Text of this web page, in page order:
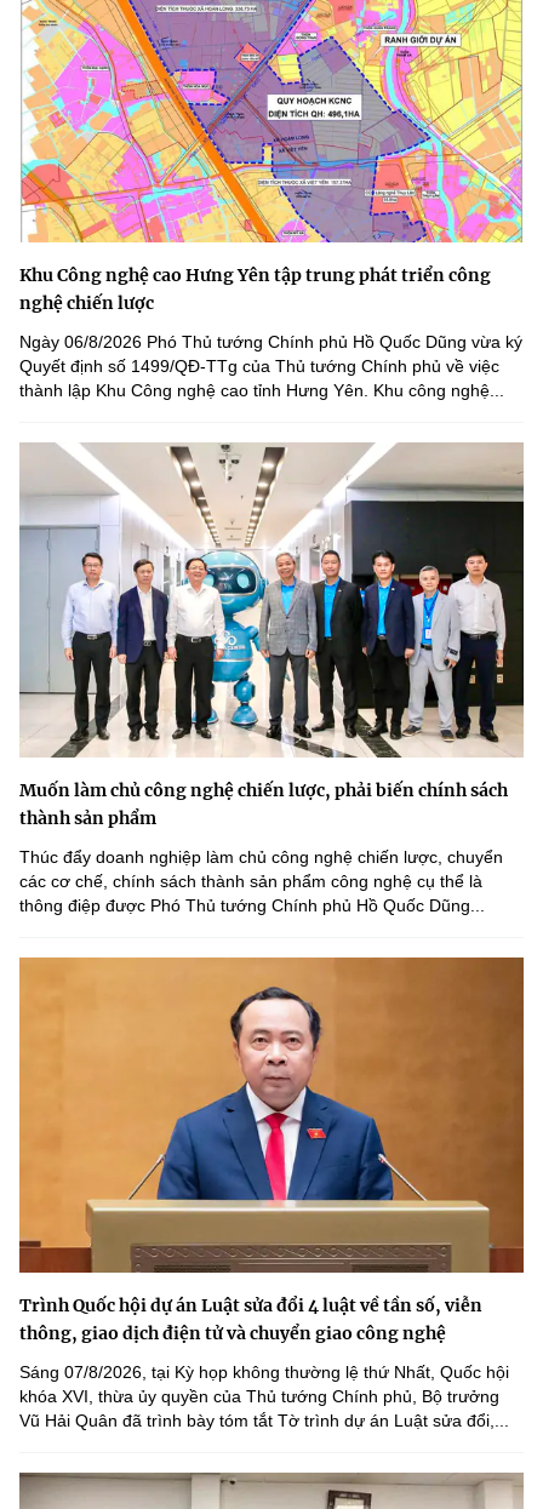
Khu Công nghệ cao Hưng Yên tập trung phát triển công
nghệ chiến lược
Ngày 06/8/2026 Phó Thủ tướng Chính phủ Hồ Quốc Dũng vừa ký
Quyết định số 1499/QĐ-TTg của Thủ tướng Chính phủ về việc
thành lập Khu Công nghệ cao tỉnh Hưng Yên. Khu công nghệ...
Muốn làm chủ công nghệ chiến lược, phải biến chính sách
thành sản phẩm
Thúc đẩy doanh nghiệp làm chủ công nghệ chiến lược, chuyển
các cơ chế, chính sách thành sản phẩm công nghệ cụ thể là
thông điệp được Phó Thủ tướng Chính phủ Hồ Quốc Dũng...
Trình Quốc hội dự án Luật sửa đổi 4 luật về tần số, viễn
thông, giao dịch điện tử và chuyển giao công nghệ
Sáng 07/8/2026, tại Kỳ họp không thường lệ thứ Nhất, Quốc hội
khóa XVI, thừa ủy quyền của Thủ tướng Chính phủ, Bộ trưởng
Vũ Hải Quân đã trình bày tóm tắt Tờ trình dự án Luật sửa đổi,...